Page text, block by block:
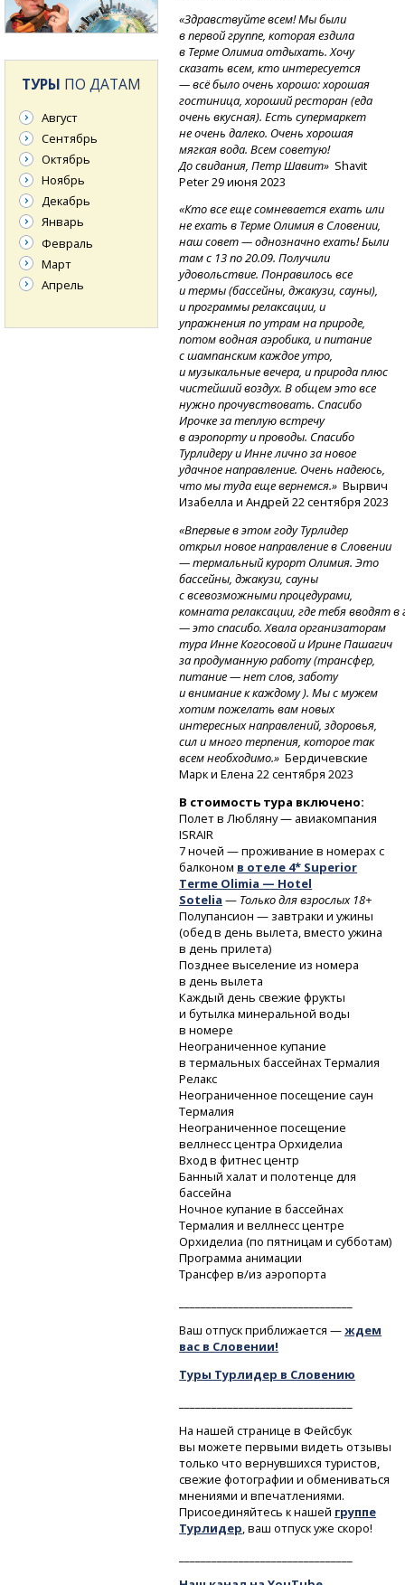
«Здравствуйте всем! Мы были
в первой группе, которая ездила
в Терме Олимиа отдыхать. Хочу
сказать всем, кто интересуется
— всё было очень хорошо: хорошая
гостиница, хороший ресторан (еда
очень вкусная). Есть супермаркет
не очень далеко. Очень хорошая
мягкая вода. Всем советую!
До свидания, Петр Шавит» Shavit
Peter 29 июня 2023
«Кто все еще сомневается ехать или
не ехать в Терме Олимия в Словении,
наш совет — однозначно ехать! Были
там с 13 по 20.09. Получили
удовольствие. Понравилось все
и термы (бассейны, джакузи, сауны),
и программы релаксации, и
упражнения по утрам на природе,
потом водная аэробика, и питание
с шампанским каждое утро,
и музыкальные вечера, и природа плюс
чистейший воздух. В общем это все
нужно прочувствовать. Спасибо
Ирочке за теплую встречу
в аэропорту и проводы. Спасибо
Турлидеру и Инне лично за новое
удачное направление. Очень надеюсь,
что мы туда еще вернемся.» Вырвич
Изабелла и Андрей 22 сентября 2023
«Впервые в этом году Турлидер
открыл новое направление в Словении
— термальный курорт Олимия. Это
бассейны, джакузи, сауны
с всевозможными процедурами,
комнатарелаксации,гдетебявводятв
— это спасибо. Хвала организаторам
тура Инне Когосовой и Ирине Пашагич
за продуманную работу (трансфер,
питание — нет слов, заботу
и внимание к каждому ). Мы с мужем
хотим пожелать вам новых
интересных направлений, здоровья,
сил и много терпения, которое так
всем необходимо.» Бердичевские
Марк и Елена 22 сентября 2023
В стоимость тура включено:
Полет в Любляну — авиакомпания
ISRAIR
7 ночей — проживание в номерах с
балконом в отеле 4* Superior
Terme Olimia — Hotel
Sotelia — Только для взрослых 18+
Полупансион — завтраки и ужины
(обед в день вылета, вместо ужина
в день прилета)
Позднее выселение из номера
в день вылета
Каждый день свежие фрукты
и бутылка минеральной воды
в номере
Неограниченное купание
в термальных бассейнах Термалия
Релакс
Неограниченное посещение саун
Термалия
Неограниченное посещение
веллнесс центра Орхиделиа
Вход в фитнес центр
Банный халат и полотенце для
бассейна
Ночное купание в бассейнах
Термалия и веллнесс центре
Орхиделиа (по пятницам и субботам)
Программа анимации
Трансфер в/из аэропорта
Ваш отпуск приближается —ждем
вас в Словении!
Туры Турлидер в Словению
На нашей странице в Фейсбук
вы можете первыми видеть отзывы
только что вернувшихся туристов,
свежие фотографии и обмениваться
мнениями и впечатлениями.
Присоединяйтесь к нашей группе
Турлидер, ваш отпуск уже скоро!
ТУРЫ ПО ДАТАМ
Август
Сентябрь
Октябрь
Ноябрь
Декабрь
Январь
Февраль
Март
Апрель